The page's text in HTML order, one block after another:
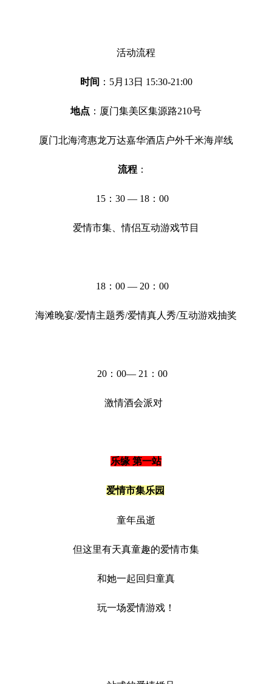
活动流程
时间 ：5月13日 15:30-21:00
地点 ：厦门集美区集源路210号
厦门北海湾惠龙万达嘉华酒店户外千米海岸线
流程 ：
15：30 — 18：00
爱情市集、情侣互动游戏节目
18：00 — 20：00
海滩晚宴/爱情主题秀/爱情真人秀/互动游戏抽奖
20：00— 21：00
激情酒会派对
乐缘 第一站
爱情市集乐园
童年虽逝
但这里有天真童趣的爱情市集
和她一起回归童真
玩一场爱情游戏！